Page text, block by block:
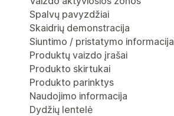
Spalvų pavyzdžiai
Skaidrių demonstracija
Siuntimo / pristatymo informacija
Produktų vaizdo įrašai
Produkto skirtukai
Produkto parinktys
Naudojimo informacija
Dydžių lentelė